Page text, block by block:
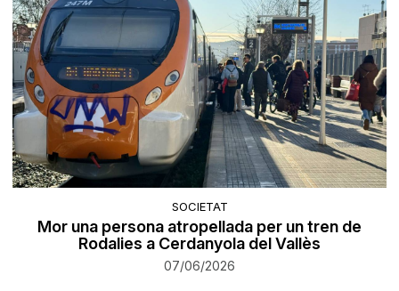
SOCIETAT
Mor una persona atropellada per un tren de
Rodalies a Cerdanyola del Vallès
07/06/2026